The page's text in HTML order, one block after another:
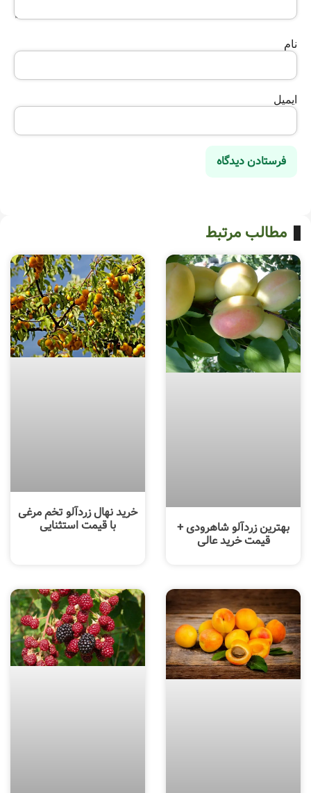
نام
ایمیل
مطالب مرتبط
بهترین زردآلو شاهرودی +
قیمت خرید عالی
خرید نهال زردآلو تخم مرغی
با قیمت استثنایی